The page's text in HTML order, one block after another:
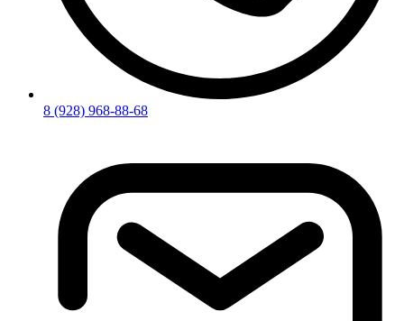
8 (928) 968-88-68